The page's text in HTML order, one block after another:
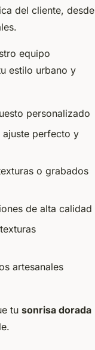
del cliente, desde
equipo
estilo urbano y
personalizado
ajuste perfecto y
o grabados
de alta calidad
artesanales
tu sonrisa dorada